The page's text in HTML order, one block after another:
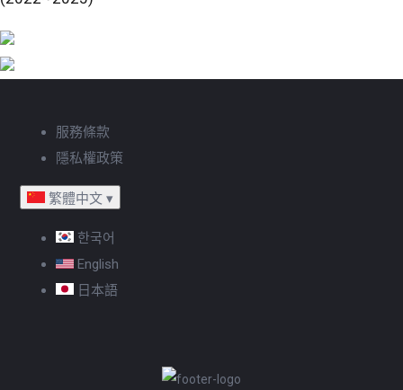
服務條款
隱私權政策
繁體中文 ▾
한국어
English
日本語